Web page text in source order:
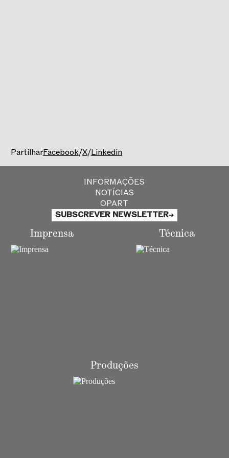
PartilharFacebook/X/Linkedin
INFORMAÇÕES
NOTÍCIAS
OPART
SUBSCREVER NEWSLETTER
Imprensa Técnica
Produções